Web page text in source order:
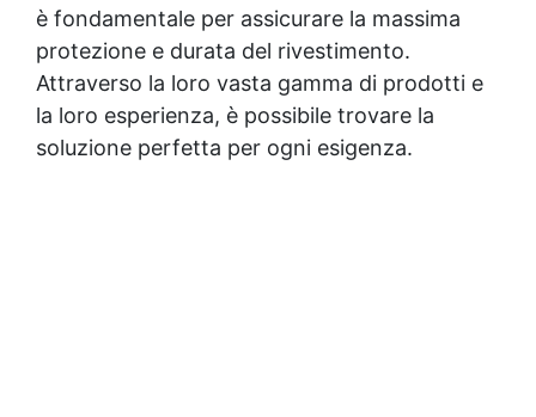
è fondamentale per assicurare la massima
protezione e durata del rivestimento.
Attraverso la loro vasta gamma di prodotti e
la loro esperienza, è possibile trovare la
soluzione perfetta per ogni esigenza.